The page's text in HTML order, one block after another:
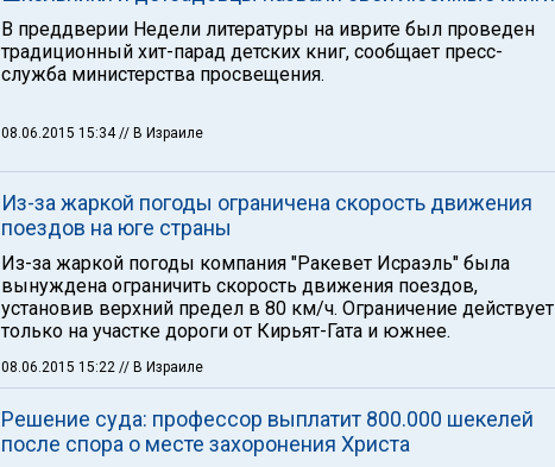
В преддверии Недели литературы на иврите был проведен
традиционный хит-парад детских книг, сообщает пресс-
служба министерства просвещения.
08.06.2015 15:34// В Израиле
Из-за жаркой погоды ограничена скорость движения
поездов на юге страны
Из-за жаркой погоды компания "Ракевет Исраэль" была
вынуждена ограничить скорость движения поездов,
установив верхний предел в 80 км/ч. Ограничение действует
только на участке дороги от Кирьят-Гата и южнее.
08.06.2015 15:22 // В Израиле
Решение суда: профессор выплатит 800.000 шекелей
после спора о месте захоронения Христа